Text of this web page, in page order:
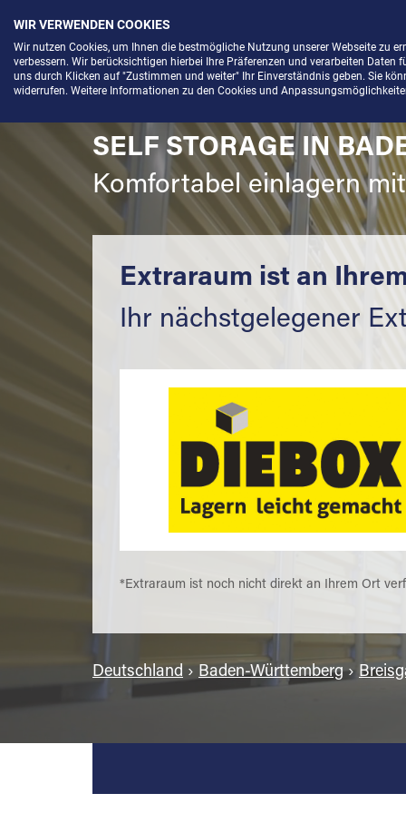
Menü
SELF STORAGE IN
Komfortabel einlagern
Extraraum ist an
Ihr nächstgelegener
*Extraraum ist noch nicht direkt an Ihrem Ort
Deutschland › Baden-Württemberg›
WIR VERWENDEN COOKIES
Wir nutzen Cookies, um Ihnen die bestmögliche Nutzung unserer Webseite zu
verbessern. Wir berücksichtigen hierbei Ihre Präferenzen und verarbeiten
uns durch Klicken auf "Zustimmen und weiter" Ihr Einverständnis geben. Sie
widerrufen. Weitere Informationen zu den Cookies und